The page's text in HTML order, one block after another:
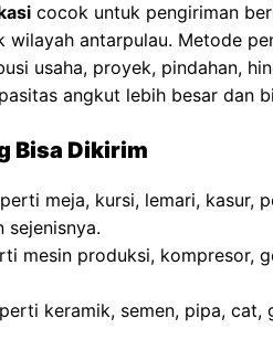
cocok untuk pengiriman
wilayah antarpulau. Metode
usaha, proyek, pindahan,
angkut lebih besar dan
Bisa Dikirim
meja, kursi, lemari, kasur,
sejenisnya.
mesin produksi, kompresor,
keramik, semen, pipa, cat,